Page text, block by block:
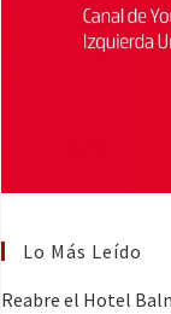
Lo Más Leído
Reabre el Hotel